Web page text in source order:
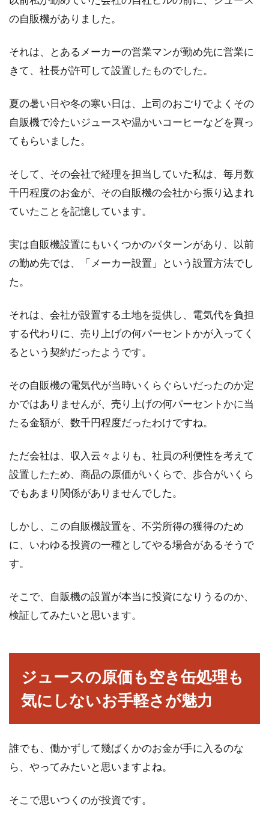
家屋調査での固定資産税対策ってあ
るの？税金を安く払う方法
新築の物件を建てたら、家屋調査への心構えが
必要です。固定資産税を決めるために調査する
会社員のみなさんは、毎月の給与から住民税が
引かれていることと思います。しかし、その計
確定申告と言えば、事業をする上で最も大切な
ことの一つですね。確定申告は個人の事業主
と、法...
会社で一番偉いのは誰？株主？社
長？
株式会社の組織の中には実にたくさんの役職が
存在します。会長、社長、専務、常務、取締
役、代表取締役...
建築士志望なら大学の建築学科へ！
2020年の東京オリンピックに向けて、特に目玉
の建物として、メイン会場でもある新国立競技
消費税増税については単純に反対で
きない理由がある
ます。消費税増税について、賛成・反対、いろ
の自販機がありました。
それは、とあるメーカーの営業マンが勤め先に営業に
きて、社長が許可して設置したものでした。
夏の暑い日や冬の寒い日は、上司のおごりでよくその
自販機で冷たいジュースや温かいコーヒーなどを買っ
てもらいました。
そして、その会社で経理を担当していた私は、毎月数
千円程度のお金が、その自販機の会社から振り込まれ
ていたことを記憶しています。
実は自販機設置にもいくつかのパターンがあり、以前
の勤め先では、「メーカー設置」という設置方法でし
た。
それは、会社が設置する土地を提供し、電気代を負担
する代わりに、売り上げの何パーセントかが入ってく
るという契約だったようです。
その自販機の電気代が当時いくらぐらいだったのか定
かではありませんが、売り上げの何パーセントかに当
たる金額が、数千円程度だったわけですね。
ただ会社は、収入云々よりも、社員の利便性を考えて
設置したため、商品の原価がいくらで、歩合がいくら
でもあまり関係がありませんでした。
しかし、この自販機設置を、不労所得の獲得のため
に、いわゆる投資の一種としてやる場合があるそうで
す。
そこで、自販機の設置が本当に投資になりうるのか、
検証してみたいと思います。
ジュースの原価も空き缶処理も
気にしないお手軽さが魅力
誰でも、働かずして幾ばくかのお金が手に入るのな
ら、やってみたいと思いますよね。
そこで思いつくのが投資です。